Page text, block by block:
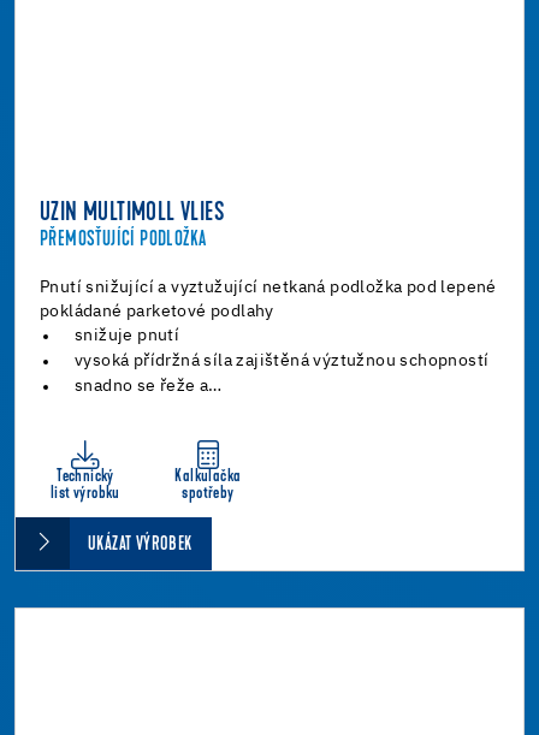
UZIN MULTIMOLL VLIES
PŘEMOSŤUJÍCÍ PODLOŽKA
Pnutí snižující a vyztužující netkaná podložka pod lepené
pokládané parketové podlahy
snižuje pnutí
vysoká přídržná síla zajištěná výztužnou schopností
snadno se řeže a…
Technický
list výrobku
Kalkulačka
spotřeby
UKÁZAT VÝROBEK